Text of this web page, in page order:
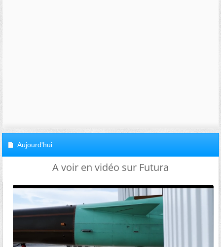
Aujourd'hui
A voir en vidéo sur Futura